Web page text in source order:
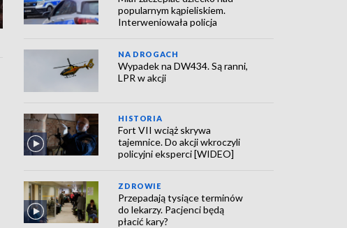
popularnym kąpieliskiem.
Interweniowała policja
NA DROGACH
Wypadek na DW434. Są ranni,
LPR w akcji
HISTORIA
Fort VII wciąż skrywa
tajemnice. Do akcji wkroczyli
policyjni eksperci [WIDEO]
ZDROWIE
Przepadają tysiące terminów
do lekarzy. Pacjenci będą
płacić kary?